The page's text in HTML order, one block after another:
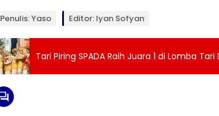
Penulis: Yaso Editor: Iyan Sofyan
Tari Piring SPADA Raih Juara 1 di Lomba